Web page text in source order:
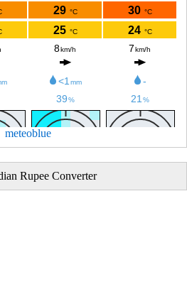
meteoblue
Indian Rupee Converter